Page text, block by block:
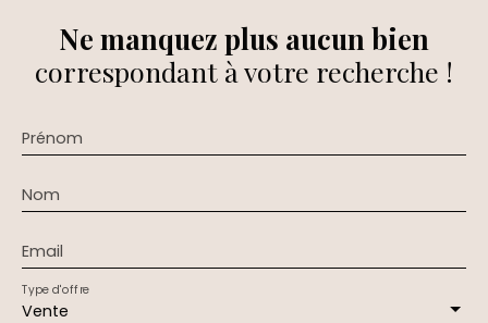
Ne manquez plus aucun bien
correspondant à votre recherche !
Prénom
Nom
Email
Vente
Type d'offre